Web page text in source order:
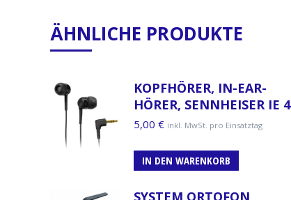
ÄHNLICHE PRODUKTE
KOPFHÖRER, IN-EAR-
HÖRER, SENNHEISER IE 4
5,00 € inkl. MwSt. pro Einsatztag
IN DEN WARENKORB
SYSTEM ORTOFON